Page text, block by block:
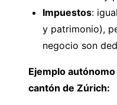
Impuestos:
y patrimonio),
negocio son
Ejemplo
cantón de Zúrich: